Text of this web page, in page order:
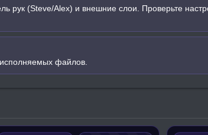
рук (Steve/Alex) и внешние слои. Проверьте
файлов.